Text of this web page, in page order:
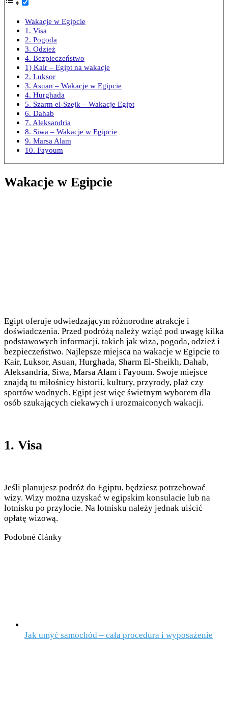
Wakacje w Egipcie
1. Visa
2. Pogoda
3. Odzież
4. Bezpieczeństwo
1) Kair – Egipt na wakacje
2. Luksor
3. Asuan – Wakacje w Egipcie
4. Hurghada
5. Szarm el-Szejk – Wakacje Egipt
6. Dahab
7. Aleksandria
8. Siwa – Wakacje w Egipcie
9. Marsa Alam
10. Fayoum
Wakacje w Egipcie
Egipt oferuje odwiedzającym różnorodne atrakcje i
doświadczenia. Przed podróżą należy wziąć pod uwagę kilka
podstawowych informacji, takich jak wiza, pogoda, odzież i
bezpieczeństwo. Najlepsze miejsca na wakacje w Egipcie to
Kair, Luksor, Asuan, Hurghada, Sharm El-Sheikh, Dahab,
Aleksandria, Siwa, Marsa Alam i Fayoum. Swoje miejsce
znajdą tu miłośnicy historii, kultury, przyrody, plaż czy
sportów wodnych. Egipt jest więc świetnym wyborem dla
osób szukających ciekawych i urozmaiconych wakacji.
1. Visa
Jeśli planujesz podróż do Egiptu, będziesz potrzebować
wizy. Wizy można uzyskać w egipskim konsulacie lub na
lotnisku po przylocie. Na lotnisku należy jednak uiścić
opłatę wizową.
Podobné články
Jak umyć samochód – cała procedura i wyposażenie